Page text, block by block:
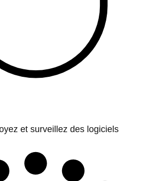
et surveillez des logiciels